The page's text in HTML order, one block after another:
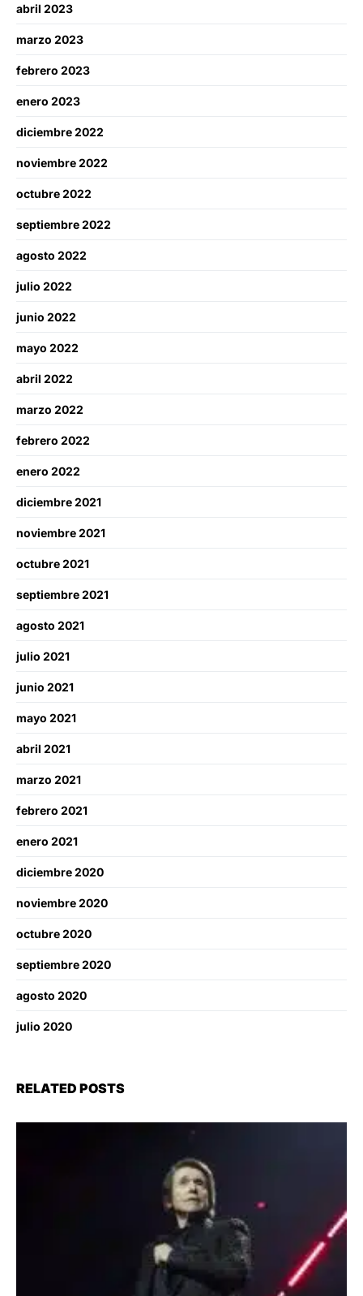
abril 2023
marzo 2023
febrero 2023
enero 2023
diciembre 2022
noviembre 2022
octubre 2022
septiembre 2022
agosto 2022
julio 2022
junio 2022
mayo 2022
abril 2022
marzo 2022
febrero 2022
enero 2022
diciembre 2021
noviembre 2021
octubre 2021
septiembre 2021
agosto 2021
julio 2021
junio 2021
mayo 2021
abril 2021
marzo 2021
febrero 2021
enero 2021
diciembre 2020
noviembre 2020
octubre 2020
septiembre 2020
agosto 2020
julio 2020
RELATED POSTS